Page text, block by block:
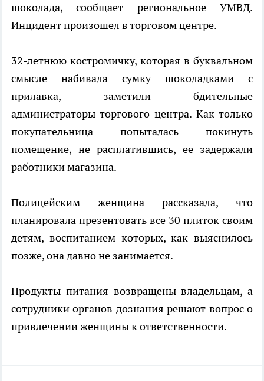
шоколада, сообщает региональное УМВД.
Инцидент произошел в торговом центре.
32-летнюю костромичку, которая в буквальном
смысле набивала сумку шоколадками с
прилавка, заметили бдительные
администраторы торгового центра. Как только
покупательница попыталась покинуть
помещение, не расплатившись, ее задержали
работники магазина.
Полицейским женщина рассказала, что
планировала презентовать все 30 плиток своим
детям, воспитанием которых, как выяснилось
позже, она давно не занимается.
Продукты питания возвращены владельцам, а
сотрудники органов дознания решают вопрос о
привлечении женщины к ответственности.